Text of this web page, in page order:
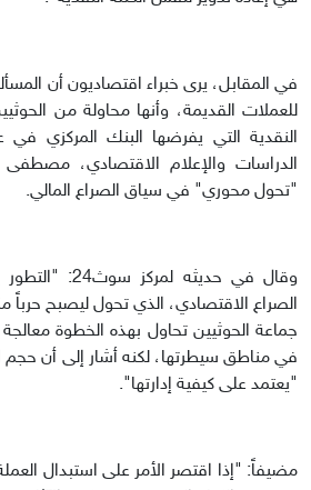
في المقابل، يرى خبراء اقتصاديون أن
للعملات القديمة، وأنها محاولة من
النقدية التي يفرضها البنك المركزي
الدراسات والإعلام الاقتصادي،
"تحول محوري" في سياق الصراع المالي.
وقال في حديثه
الصراع الاقتصادي، الذي تحول ليصبح حرباً
جماعة الحوثيين تحاول بهذه الخطوة
في مناطق سيطرتها، لكنه أشار إلى أن حجم
"يعتمد على كيفية إدارتها".
مضيفاً: "إذا اقتصر الأمر على استبدال